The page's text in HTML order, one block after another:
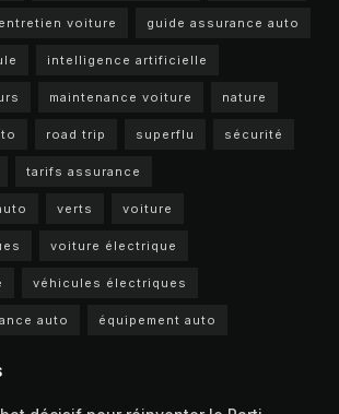
entretien voiture guide assurance auto
intelligence artificielle
maintenance voiture nature
road trip superflu sécurité
tarifs assurance
verts voiture
voiture électrique
véhicules électriques
auto équipement auto